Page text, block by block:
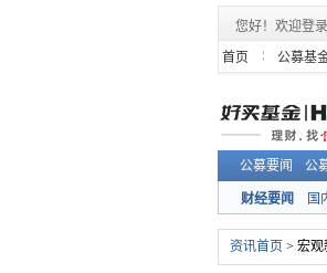
您好！欢迎登
首页
公募基
公募要闻 公
财经要闻 国
资讯首页 > 宏观